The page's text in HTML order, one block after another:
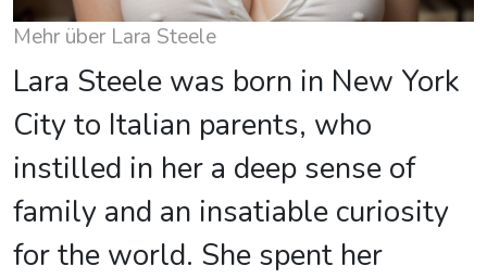
Mehr über Lara Steele
Lara Steele was born in New York
City to Italian parents, who
instilled in her a deep sense of
family and an insatiable curiosity
for the world. She spent her